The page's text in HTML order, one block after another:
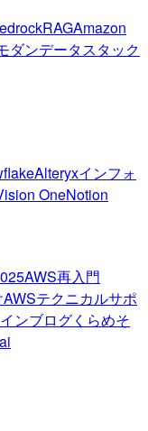
RAGAmazon
ダンデータスタック
Alteryxインフォ
OneNotion
AWS再入門
AWSテクニカルサポ
ンブログくらめそ